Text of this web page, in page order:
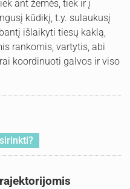
ant žemės, tiek ir į
kūdikį, t.y. sulaukusį
išlaikyti tiesų kaklą,
rankomis, vartytis, abi
koordinuoti galvos ir viso